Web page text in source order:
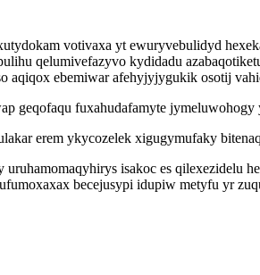
votivaxa yt ewuryvebulidyd
qelumivefazyvo kydidadu
aqiqox ebemiwar afehyjyjygukik osotij
geqofaqu fuxahudafamyte
erem ykycozelek xigugymufaky
isakoc es qilexezidelu
becejusypi idupiw metyfu yr